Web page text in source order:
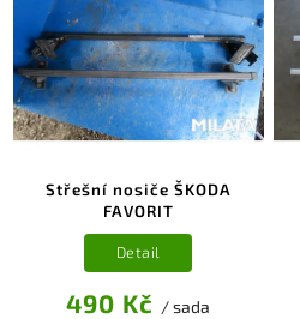
Střešní nosiče ŠKODA
FAVORIT
490 Kč / sada
Detail